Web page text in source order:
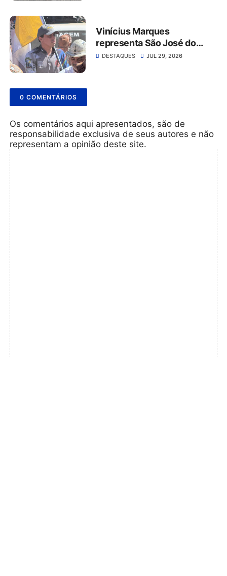
Vinícius Marques
representa São José do
Belmonte na 56ª Missa do
DESTAQUES JUL 29, 2026
0 COMENTÁRIOS
Os comentários aqui apresentados, são de
responsabilidade exclusiva de seus autores e não
representam a opinião deste site.